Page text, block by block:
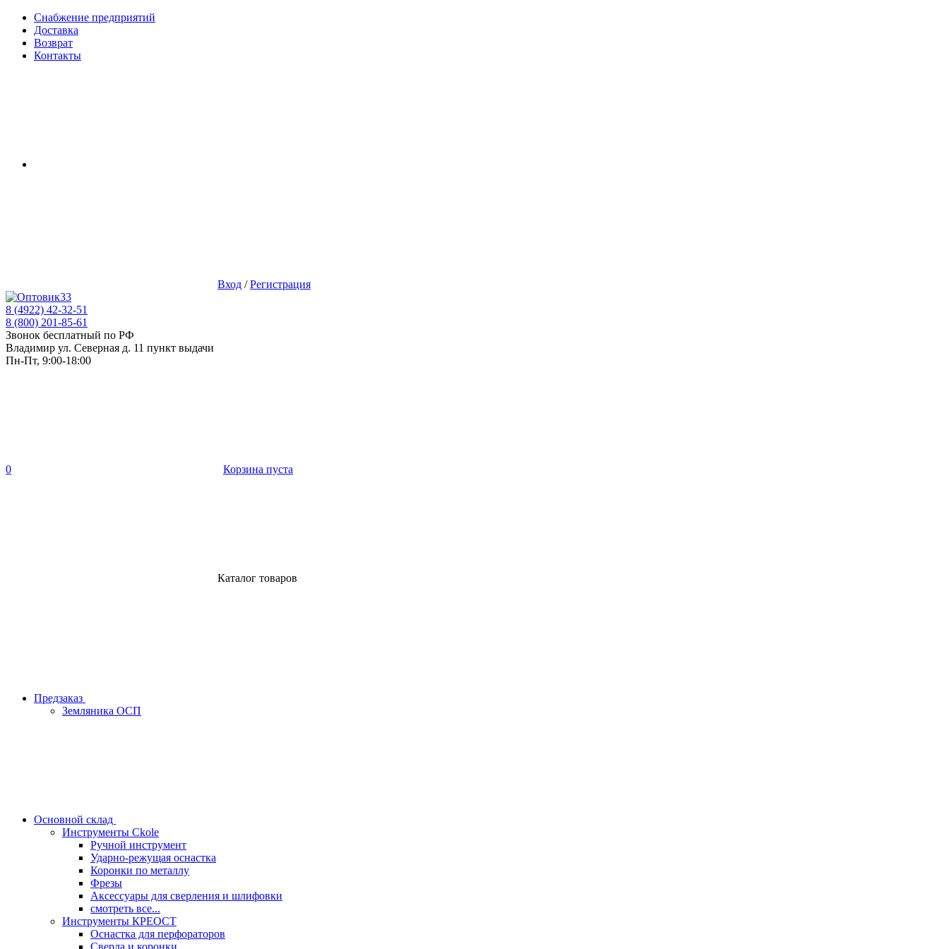
Снабжение предприятий
Доставка
Возврат
Контакты
Вход /Регистрация
8 (4922) 42-32-51
8 (800) 201-85-61
Звонок бесплатный по РФ
Владимир ул. Северная д. 11 пункт выдачи
Пн-Пт, 9:00-18:00
0 Корзина пуста
Каталог товаров
Предзаказ
Земляника ОСП
Основной склад
Инструменты Ckole
Ручной инструмент
Ударно‑режущая оснастка
Коронки по металлу
Фрезы
Аксессуары для сверления и шлифовки
смотреть все...
Инструменты КРЕОСТ
Оснастка для перфораторов
Сверла и коронки